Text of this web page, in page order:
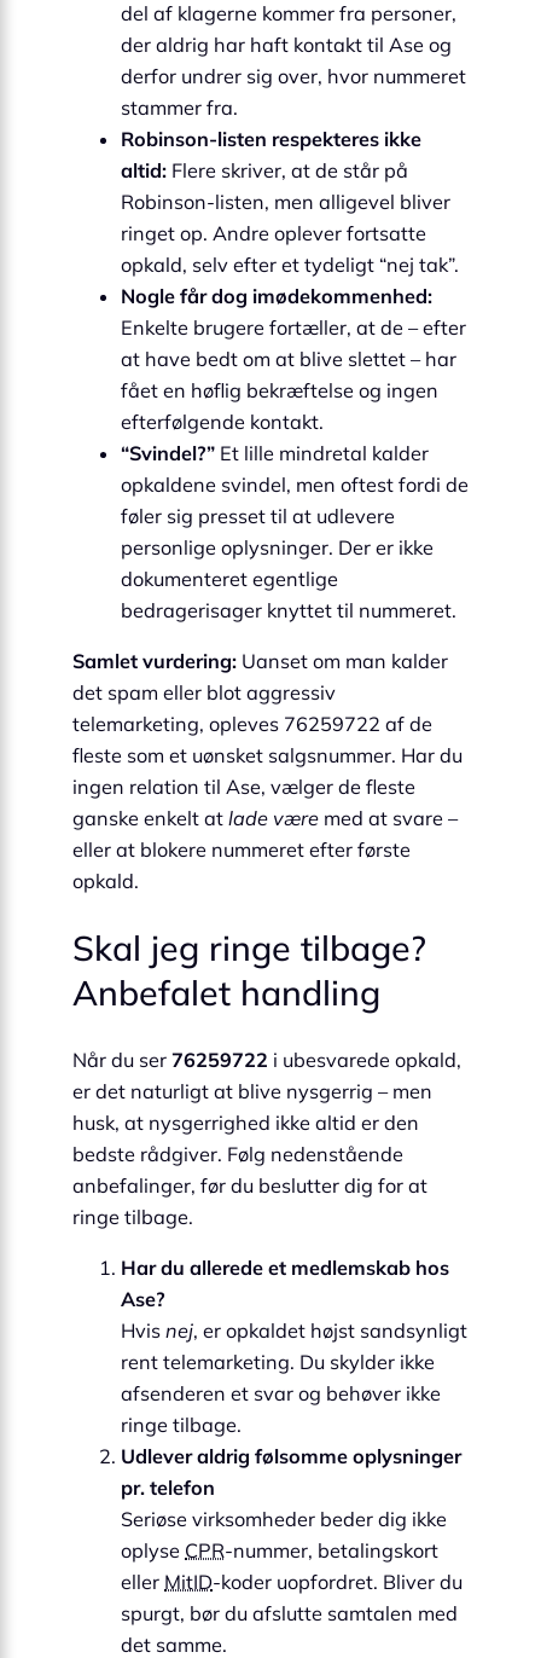
del af klagerne kommer fra personer,
der aldrig har haft kontakt til Ase og
derfor undrer sig over, hvor nummeret
stammer fra.
Robinson-listen respekteres ikke
altid: Flere skriver, at de står på
Robinson-listen, men alligevel bliver
ringet op. Andre oplever fortsatte
opkald, selv efter et tydeligt “nej tak”.
Nogle får dog imødekommenhed:
Enkelte brugere fortæller, at de – efter
at have bedt om at blive slettet – har
fået en høflig bekræftelse og ingen
efterfølgende kontakt.
“Svindel?” Et lille mindretal kalder
opkaldene svindel, men oftest fordi de
føler sig presset til at udlevere
personlige oplysninger. Der er ikke
dokumenteret egentlige
bedragerisager knyttet til nummeret.
Samlet vurdering: Uanset om man kalder
det spam eller blot aggressiv
telemarketing, opleves 76259722 af de
fleste som et uønsket salgsnummer. Har du
ingen relation til Ase, vælger de fleste
ganske enkelt at lade være med at svare –
eller at blokere nummeret efter første
opkald.
Skal jeg ringe tilbage?
Anbefalet handling
Når du ser 76259722 i ubesvarede opkald,
er det naturligt at blive nysgerrig – men
husk, at nysgerrighed ikke altid er den
bedste rådgiver. Følg nedenstående
anbefalinger, før du beslutter dig for at
ringe tilbage.
Har du allerede et medlemskab hos
Ase?
Hvis nej, er opkaldet højst sandsynligt
rent telemarketing. Du skylder ikke
afsenderen et svar og behøver ikke
ringe tilbage.
Udlever aldrig følsomme oplysninger
pr. telefon
Seriøse virksomheder beder dig ikke
oplyse CPR-nummer, betalingskort
eller MitID-koder uopfordret. Bliver du
spurgt, bør du afslutte samtalen med
det samme.